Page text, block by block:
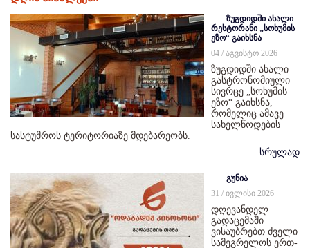
ზუგდიდში ახალი
რესტორანი „სოხუმის
ეზო“ გაიხსნა
04 / აგვისტო 2026
ზუგდიდში ახალი
გასტრონომიული
სივრცე „სოხუმის
ეზო“ გაიხსნა,
რომელიც ამავე
სახელწოდების
სასტუმროს ტერიტორიაზე მდებარეობს.
სრულად
გუნია
31 / ივლისი 2026
დღევანდელ
გადაცემაში
ვისაუბრებთ ძველი
სამეგრელოს ერთ-